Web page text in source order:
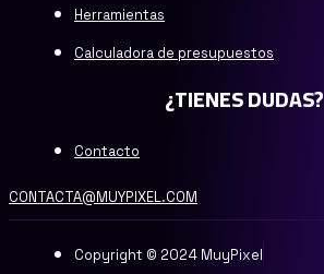
Herramientas
Calculadora de presupuestos
¿TIENES DUDAS?
Contacto
CONTACTA@MUYPIXEL.COM
Copyright © 2024 MuyPixel